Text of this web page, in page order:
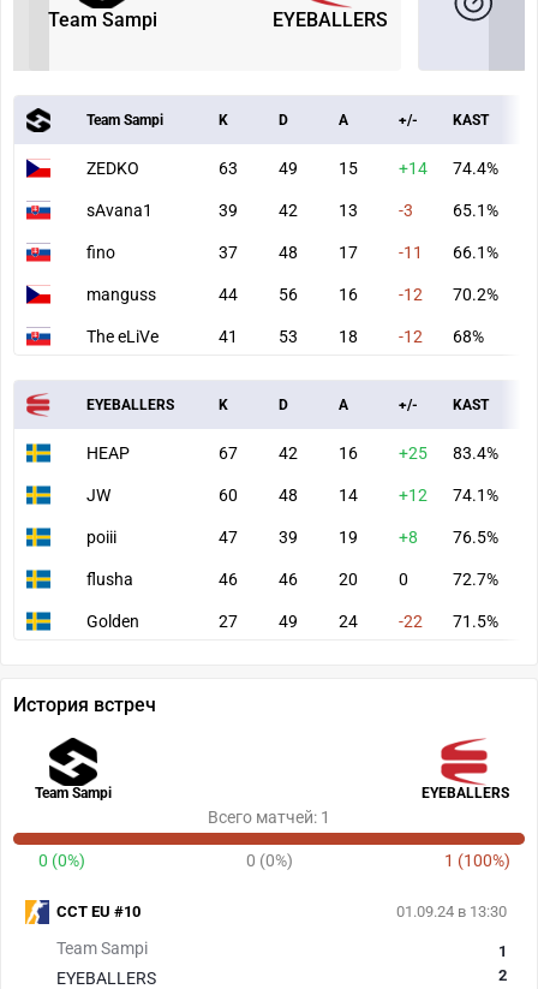
Team Sampi EYEBALLERS
Team Sampi K D A +/- KAST
ZEDKO 63 49 15 +14 74.4%
sAvana1 39 42 13 -3 65.1%
fino 37 48 17 -11 66.1%
manguss 44 56 16 -12 70.2%
The eLiVe 41 53 18 -12 68%
EYEBALLERS K D A +/- KAST
HEAP 67 42 16 +25 83.4%
JW 60 48 14 +12 74.1%
poiii 47 39 19 +8 76.5%
flusha 46 46 20 0 72.7%
Golden 27 49 24 -22 71.5%
История встреч
Team Sampi EYEBALLERS
Всего матчей: 1
0 (0%) 0 (0%) 1 (100%)
01.09.24 в 13:30
Team Sampi
EYEBALLERS
1
2
CCT EU #10